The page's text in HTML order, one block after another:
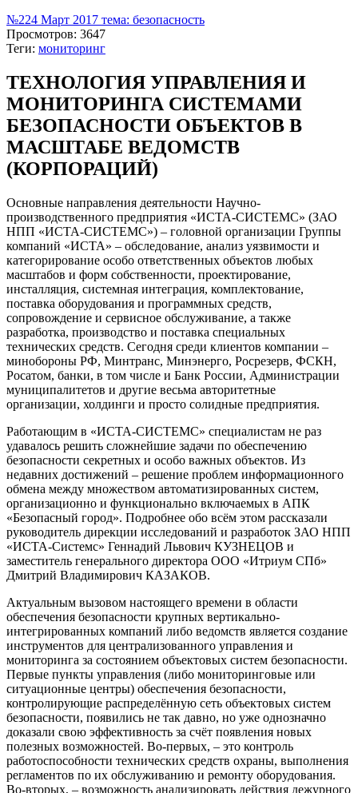
№224 Март 2017 тема: безопасность
Просмотров: 3647
Теги: мониторинг
ТЕХНОЛОГИЯ УПРАВЛЕНИЯ И
МОНИТОРИНГА СИСТЕМАМИ
БЕЗОПАСНОСТИ ОБЪЕКТОВ В
МАСШТАБЕ ВЕДОМСТВ
(КОРПОРАЦИЙ)
Основные направления деятельности Научно-
производственного предприятия «ИСТА-СИСТЕМС» (ЗАО
НПП «ИСТА-СИСТЕМС») – головной организации Группы
компаний «ИСТА» – обследование, анализ уязвимости и
категорирование особо ответственных объектов любых
масштабов и форм собственности, проектирование,
инсталляция, системная интеграция, комплектование,
поставка оборудования и программных средств,
сопровождение и сервисное обслуживание, а также
разработка, производство и поставка специальных
технических средств. Сегодня среди клиентов компании –
минобороны РФ, Минтранс, Минэнерго, Росрезерв, ФСКН,
Росатом, банки, в том числе и Банк России, Администрации
муниципалитетов и другие весьма авторитетные
организации, холдинги и просто солидные предприятия.
Работающим в «ИСТА-СИСТЕМС» специалистам не раз
удавалось решить сложнейшие задачи по обеспечению
безопасности секретных и особо важных объектов. Из
недавних достижений – решение проблем информационного
обмена между множеством автоматизированных систем,
организационно и функционально включаемых в АПК
«Безопасный город». Подробнее обо всём этом рассказали
руководитель дирекции исследований и разработок ЗАО НПП
«ИСТА-Системс» Геннадий Львович КУЗНЕЦОВ и
заместитель генерального директора ООО «Итриум СПб»
Дмитрий Владимирович КАЗАКОВ.
Актуальным вызовом настоящего времени в области
обеспечения безопасности крупных вертикально-
интегрированных компаний либо ведомств является создание
инструментов для централизованного управления и
мониторинга за состоянием объектовых систем безопасности.
Первые пункты управления (либо мониторинговые или
ситуационные центры) обеспечения безопасности,
контролирующие распределённую сеть объектовых систем
безопасности, появились не так давно, но уже однозначно
доказали свою эффективность за счёт появления новых
полезных возможностей. Во-первых, – это контроль
работоспособности технических средств охраны, выполнения
регламентов по их обслуживанию и ремонту оборудования.
Во-вторых, – возможность анализировать действия дежурного